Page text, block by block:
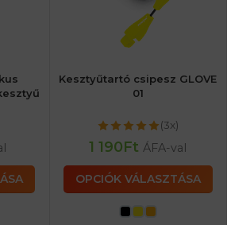
Kesztyűtartó csipesz GLOVE
01
(3x)
1 190Ft ÁFA-val
OPCIÓK VÁLASZTÁSA